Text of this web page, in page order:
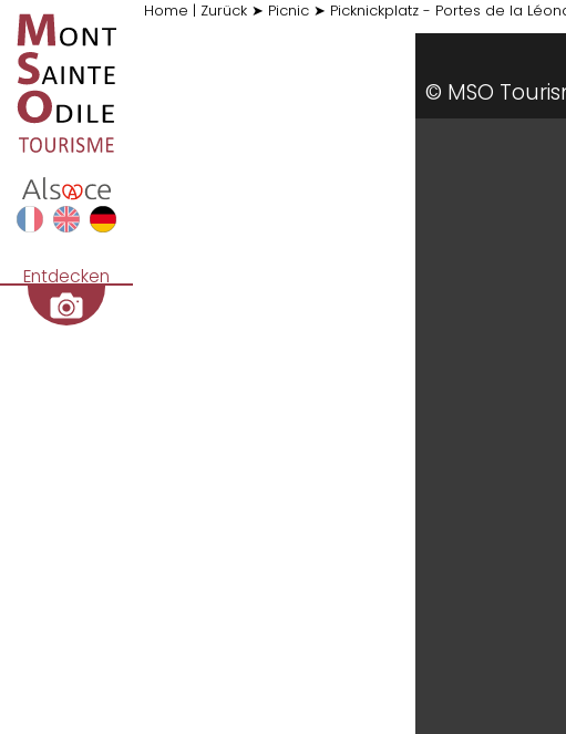
Home | Zurück ➤ Picnic ➤ Picknickplatz - Portes de la
Entdecken
© MSO